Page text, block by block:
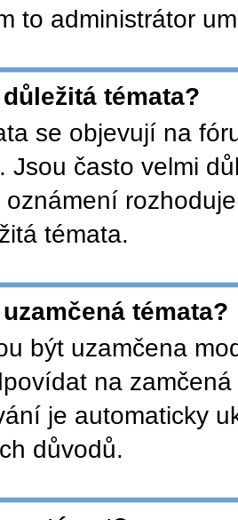
to administrátor
témata?
se objevují na
Jsou často velmi
témata.
témata?
být uzamčena
na
je automaticky
důvodů.